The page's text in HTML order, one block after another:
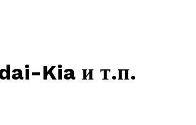
Kia и т.п.